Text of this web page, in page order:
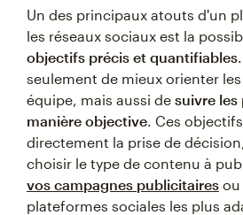
Un des principaux atouts d'un
les réseaux sociaux est la
objectifs précis et quantifiables
seulement de mieux orienter
équipe, mais aussi de suivre les
manière objective. Ces
directement la prise de décision,
choisir le type de contenu à
vos campagnes publicitaires ou
plateformes sociales les plus